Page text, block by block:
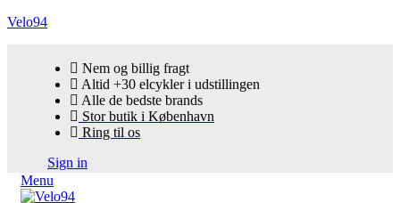
Velo94
Nem og billig fragt
Altid +30 elcykler i udstillingen
Alle de bedste brands
Stor butik i København
Ring til os
Sign in
Menu